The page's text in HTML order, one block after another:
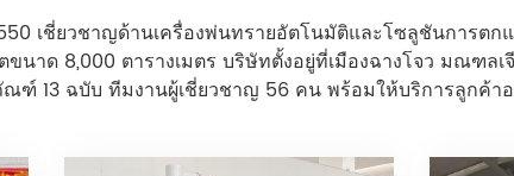
เชี่ยวชาญด้านเครื่องพ่นทรายอัตโนมัติและโซลูชันการต
ขนาด 8,000 ตารางเมตร บริษัทตั้งอยู่ที่เมืองฉางโจว มณฑล
ฑ์ 13 ฉบับ ทีมงานผู้เชี่ยวชาญ 56 คน พร้อมให้บริการลูกค้า